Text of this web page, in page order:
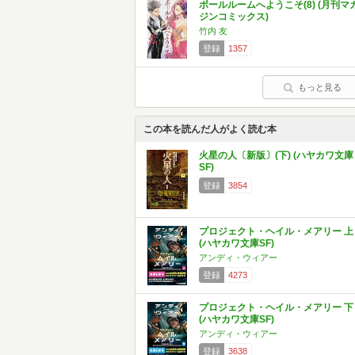
ボールルームへようこそ(8) (月刊マ
ジンコミックス)
竹内 友
登録
1357
もっと見る
この本を読んだ人がよく読む本
火星の人〔新版〕(下) (ハヤカワ文庫
SF)
登録 3854
プロジェクト・ヘイル・メアリー 上
(ハヤカワ文庫SF)
アンディ・ウィアー
登録
4273
プロジェクト・ヘイル・メアリー 下
(ハヤカワ文庫SF)
アンディ・ウィアー
登録
3638